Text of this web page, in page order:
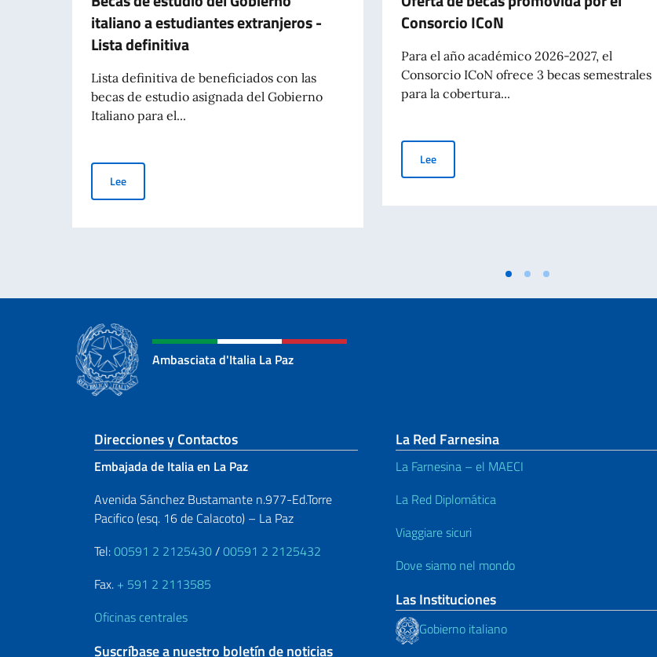
italiano a estudiantes extranjeros -
Lista definitiva
Lista definitiva de beneficiados con las
becas de estudio asignada del Gobierno
Italiano para el...
LeeBecas de estudio del Gobierno italiano a estudiantes extranjeros - Lista definitiva
Consorcio ICoN
Para el año académico 2026-2027, el
Consorcio ICoN ofrece 3 becas semestrales
para la cobertura...
LeeOferta de becas promovida por el Consorcio ICoN
Ambasciata d'Italia La Paz
Sezione footer
Direcciones y Contactos
Embajada de Italia en La Paz
Avenida Sánchez Bustamante n.977-Ed.Torre
Pacifico (esq. 16 de Calacoto) – La Paz
Tel:00591 2 2125430/00591 2 2125432
Fax. + 591 2 2113585
Oficinas centrales
Suscríbase a nuestro boletín de noticias
La Red Farnesina
La Farnesina – el MAECI
La Red Diplomática
Viaggiare sicuri
Dove siamo nel mondo
Las Instituciones
Gobierno italiano